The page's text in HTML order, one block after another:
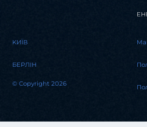
KИЇВ
БЕРЛІН
© Copyright 2026